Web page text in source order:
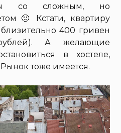
со сложным, но
🙂 Кстати, квартиру
400 гривен
А желающие
в хостеле,
тоже имеется.